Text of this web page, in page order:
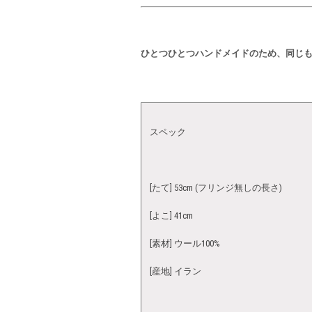
ひとつひとつハンドメイドのため、同じ
スペック
[たて] 53cm (フリンジ無しの長さ)
[よこ] 41cm
[素材] ウール100%
[産地] イラン